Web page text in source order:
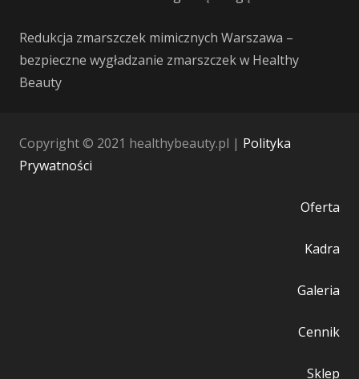
Redukcja zmarszczek mimicznych Warszawa –
bezpieczne wygładzanie zmarszczek w Healthy
Beauty
Copyright © 2021 healthybeauty.pl | Polityka
Prywatności
Oferta
Kadra
Galeria
Cennik
Sklep